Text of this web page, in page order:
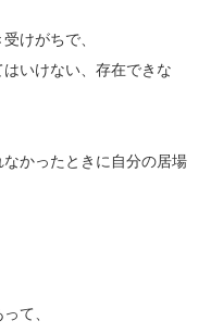
けがちで、
いけない、存在できな
なかったときに自分の居場
て、